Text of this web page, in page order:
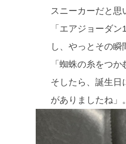
スニーカーだと思
「エアジョーダ
し、やっとその瞬
「蜘蛛の糸をつ
そしたら、誕生
がありましたね」。